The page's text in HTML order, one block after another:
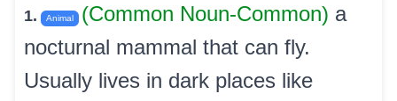
1. Animal (Common Noun-Common) a
nocturnal mammal that can fly.
Usually lives in dark places like